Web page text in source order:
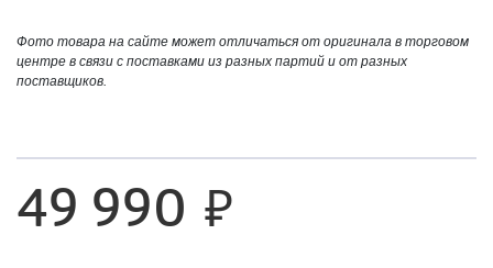
Фото товара на сайте может отличаться от оригинала в торговом
центре в связи с поставками из разных партий и от разных
поставщиков.
49 990